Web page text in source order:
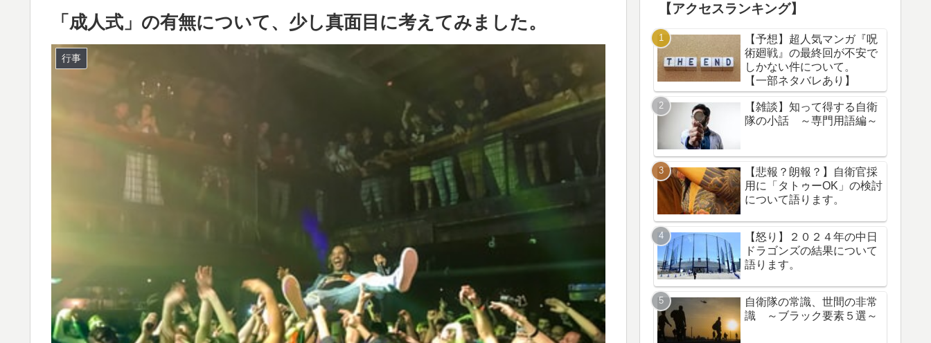
「成人式」の有無について、少し真面目に考えてみました。
行事
【アクセスランキング】
【予想】超人気マンガ『呪
術廻戦』の最終回が不安で
しかない件について。
【一部ネタバレあり】
【雑談】知って得する自衛
隊の小話 ～専門用語編～
【悲報？朗報？】自衛官採
用に「タトゥーOK」の検討
について語ります。
【怒り】２０２４年の中日
ドラゴンズの結果について
語ります。
自衛隊の常識、世間の非常
識 ～ブラック要素５選～